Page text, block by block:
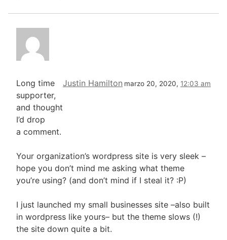
Justin Hamilton marzo 20, 2020, 12:03 am
Long time
supporter,
and thought
I’d drop
a comment.
Your organization’s wordpress site is very sleek –
hope you don’t mind me asking what theme
you’re using? (and don’t mind if I steal it? :P)
I just launched my small businesses site –also built
in wordpress like yours– but the theme slows (!)
the site down quite a bit.